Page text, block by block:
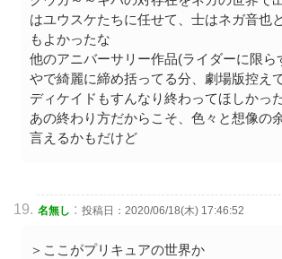
はユウスケたちに任せて、士はネガ音也
もよかったな
他のアニバーサリー作品(ライダーに限ら
やで綺麗に締め括ってる分、劇場版控え
ディケイドもすんなり終わってほしかっ
あの終わり方だからこそ、色々と想像の
言えるかもだけど
名無し : 投稿日：2020/06/18(木) 17:46:52
＞ここがプリキュアの世界か